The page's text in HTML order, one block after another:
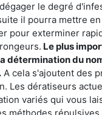
le degré
il pourra mettre
pour exterminer
Le plus
détermination du
A cela s'ajoutent des
Les dératiseurs
variés qui vous